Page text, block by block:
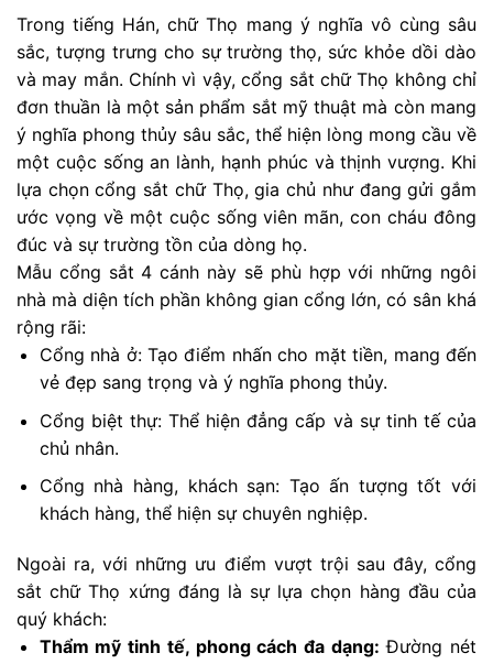
Trong tiếng Hán, chữ Thọ mang ý nghĩa vô cùng sâu
sắc, tượng trưng cho sự trường thọ, sức khỏe dồi dào
và may mắn. Chính vì vậy, cổng sắt chữ Thọ không chỉ
đơn thuần là một sản phẩm sắt mỹ thuật mà còn mang
ý nghĩa phong thủy sâu sắc, thể hiện lòng mong cầu về
một cuộc sống an lành, hạnh phúc và thịnh vượng. Khi
lựa chọn cổng sắt chữ Thọ, gia chủ như đang gửi gắm
ước vọng về một cuộc sống viên mãn, con cháu đông
đúc và sự trường tồn của dòng họ.
Mẫu cổng sắt 4 cánh này sẽ phù hợp với những ngôi
nhà mà diện tích phần không gian cổng lớn, có sân khá
rộng rãi:
Cổng nhà ở: Tạo điểm nhấn cho mặt tiền, mang đến
vẻ đẹp sang trọng và ý nghĩa phong thủy.
Cổng biệt thự: Thể hiện đẳng cấp và sự tinh tế của
chủ nhân.
Cổng nhà hàng, khách sạn: Tạo ấn tượng tốt với
khách hàng, thể hiện sự chuyên nghiệp.
Ngoài ra, với những ưu điểm vượt trội sau đây, cổng
sắt chữ Thọ xứng đáng là sự lựa chọn hàng đầu của
quý khách:
Thẩm mỹ tinh tế, phong cách đa dạng: Đường nét